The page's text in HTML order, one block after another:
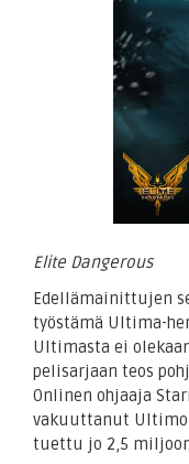
Elite Dangerous
Edellämainittujen
työstämä Ultima-
Ultimasta ei
pelisarjaan teos
Onlinen ohjaaja
vakuuttanut
tuettu jo 2,5